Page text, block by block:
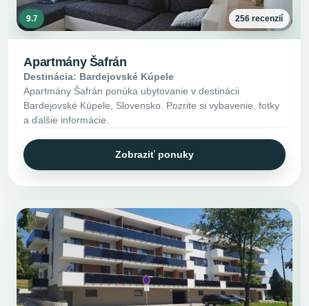
9.7 256 recenzií
Apartmány Šafrán
Destinácia: Bardejovské Kúpele
Apartmány Šafrán ponúka ubytovanie v destinácii
Bardejovské Kúpele, Slovensko. Pozrite si vybavenie, fotky
a ďalšie informácie.
Zobraziť ponuky